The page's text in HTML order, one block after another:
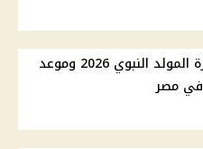
موقف ترحيل إجازة المولد النبوي 2026 وموعد
في مصر